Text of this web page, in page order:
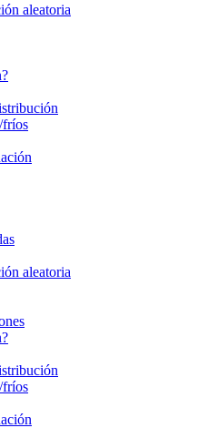
aleatoria
fríos
aleatoria
fríos